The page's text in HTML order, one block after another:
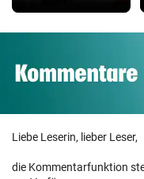
Liebe Leserin, lieber Leser,
die Kommentarfunktion